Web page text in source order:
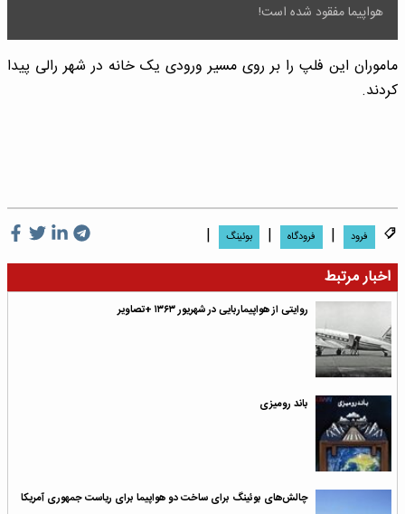
هواپیما مفقود شده است!
ماموران این فلپ را بر روی مسیر ورودی یک خانه در شهر رالی پیدا
کردند.
فرود | فرودگاه | بوئینگ
|
اخبار مرتبط
روایتی از هواپیماربایی در شهریور ۱۳۶۳ +تصاویر
باند رومیزی
چالش‌های بوئینگ برای ساخت دو هواپیما برای ریاست جمهوری آمریکا